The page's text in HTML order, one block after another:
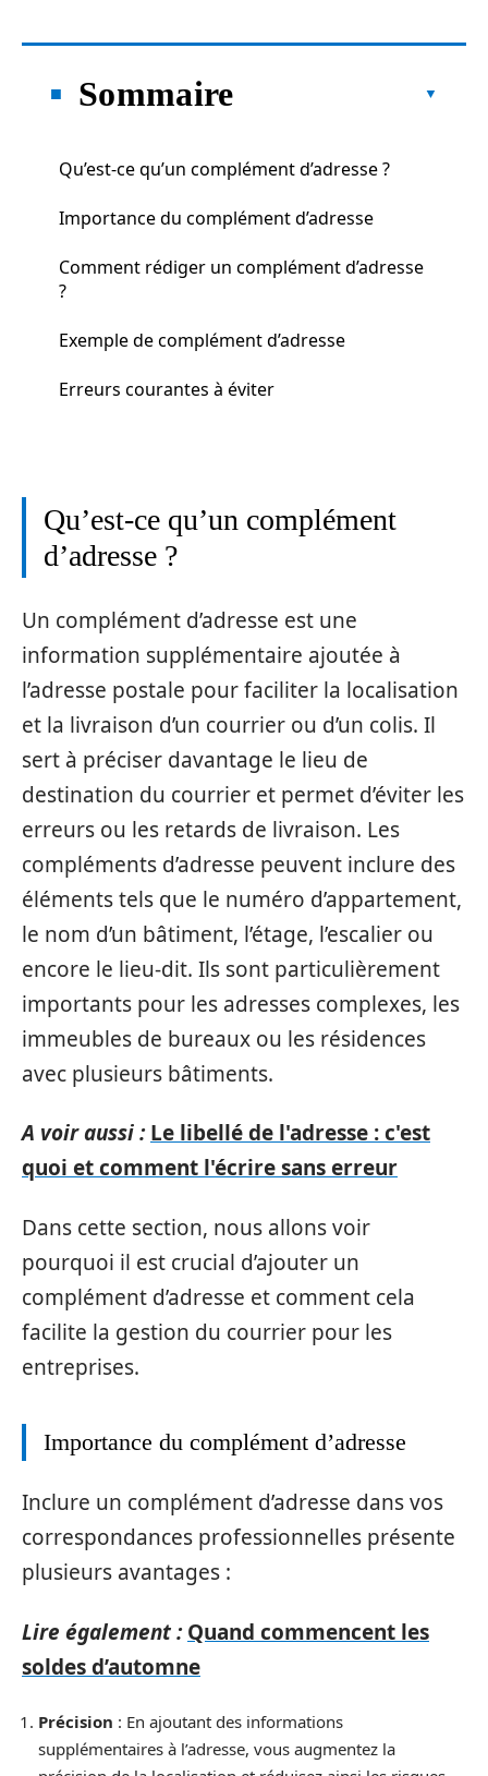
Sommaire
Qu’est-ce qu’un complément d’adresse ?
Importance du complément d’adresse
Comment rédiger un complément d’adresse
?
Exemple de complément d’adresse
Erreurs courantes à éviter
Qu’est-ce qu’un complément
d’adresse ?
Un complément d’adresse est une
information supplémentaire ajoutée à
l’adresse postale pour faciliter la localisation
et la livraison d’un courrier ou d’un colis. Il
sert à préciser davantage le lieu de
destination du courrier et permet d’éviter les
erreurs ou les retards de livraison. Les
compléments d’adresse peuvent inclure des
éléments tels que le numéro d’appartement,
le nom d’un bâtiment, l’étage, l’escalier ou
encore le lieu-dit. Ils sont particulièrement
importants pour les adresses complexes, les
immeubles de bureaux ou les résidences
avec plusieurs bâtiments.
A voir aussi : Le libellé de l'adresse : c'est
quoi et comment l'écrire sans erreur
Dans cette section, nous allons voir
pourquoi il est crucial d’ajouter un
complément d’adresse et comment cela
facilite la gestion du courrier pour les
entreprises.
Importance du complément d’adresse
Inclure un complément d’adresse dans vos
correspondances professionnelles présente
plusieurs avantages :
Lire également : Quand commencent les
soldes d’automne
Précision : En ajoutant des informations
supplémentaires à l’adresse, vous augmentez la